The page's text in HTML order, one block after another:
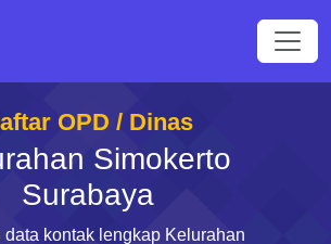
OPD / Dinas
Simokerto
Surabaya
data kontak lengkap Kelurahan